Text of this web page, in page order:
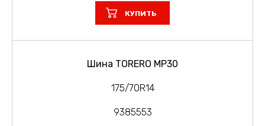
КУПИТЬ
Шина TORERO MP30
175/70R14
9385553